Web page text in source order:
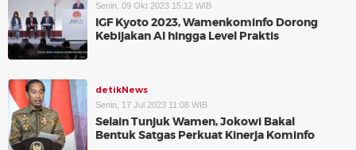
Senin, 09 Okt 2023 15:12 WIB
IGF Kyoto 2023, Wamenkominfo Dorong
Kebijakan AI hingga Level Praktis
detikNews
Senin, 17 Jul 2023 11:08 WIB
Selain Tunjuk Wamen, Jokowi Bakal
Bentuk Satgas Perkuat Kinerja Kominfo